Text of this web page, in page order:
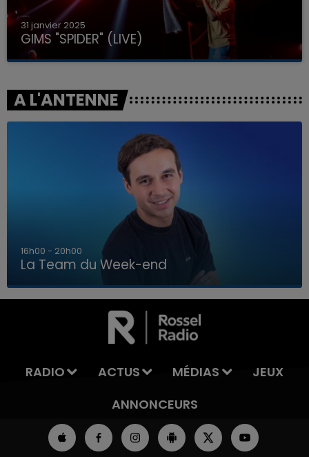
LA TEAM DU WEEK-END
31 janvier 2025
GIMS "SPIDER" (LIVE)
A L'ANTENNE
7h00 - 12h00
La Team du Week-end
RADIO ACTUS MÉDIAS
JEUX
ANNONCEURS